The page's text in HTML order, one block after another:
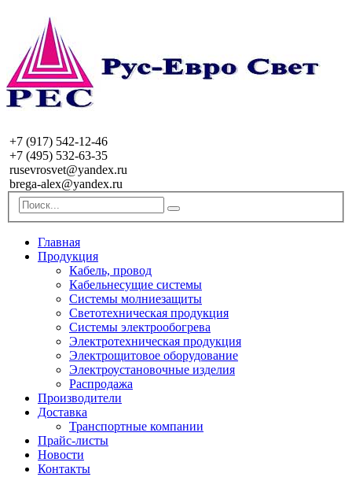
+7 (917) 542-12-46
+7 (495) 532-63-35
rusevrosvet@yandex.ru
brega-alex@yandex.ru
Главная
Продукция
Кабель, провод
Кабельнесущие системы
Системы молниезащиты
Светотехническая продукция
Системы электрообогрева
Электротехническая продукция
Электрощитовое оборудование
Электроустановочные изделия
Распродажа
Производители
Доставка
Транспортные компании
Прайс-листы
Новости
Контакты